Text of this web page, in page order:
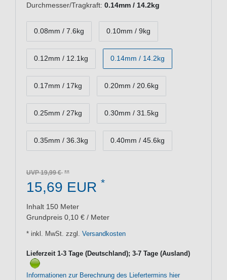
Durchmesser/Tragkraft: 0.14mm / 14.2kg
0.08mm / 7.6kg 0.10mm / 9kg
0.12mm / 12.1kg 0.14mm / 14.2kg
0.17mm / 17kg 0.20mm / 20.6kg
0.25mm / 27kg 0.30mm / 31.5kg
0.35mm / 36.3kg 0.40mm / 45.6kg
UVP 19,99 €
15,69 EUR *
Inhalt 150 Meter
Grundpreis 0,10 € / Meter
* inkl. MwSt. zzgl. Versandkosten
Lieferzeit 1-3 Tage (Deutschland); 3-7 Tage (Ausland)
Informationen zur Berechnung des Liefertermins hier